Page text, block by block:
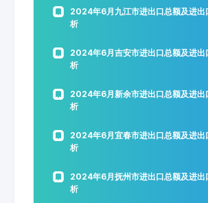
2024年6月九江市进出口总额及进出
析
2024年6月吉安市进出口总额及进出
析
2024年6月新余市进出口总额及进出
析
2024年6月宜春市进出口总额及进出
析
2024年6月抚州市进出口总额及进出
析